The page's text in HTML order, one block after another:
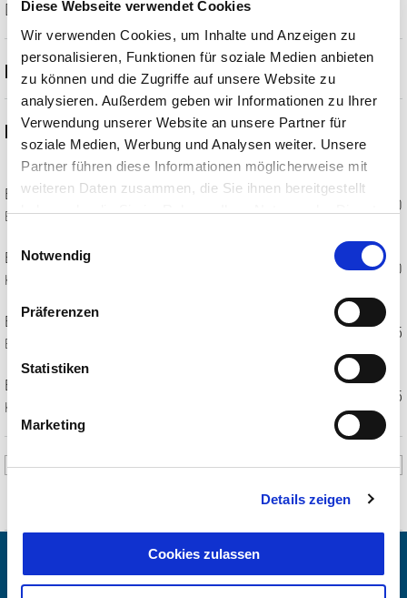
Diese Webseite verwendet Cookies
Wir verwenden Cookies, um Inhalte und Anzeigen zu
personalisieren, Funktionen für soziale Medien anbieten
zu können und die Zugriffe auf unsere Website zu
analysieren. Außerdem geben wir Informationen zu Ihrer
Verwendung unserer Website an unsere Partner für
soziale Medien, Werbung und Analysen weiter. Unsere
Partner führen diese Informationen möglicherweise mit
weiteren Daten zusammen, die Sie ihnen bereitgestellt
haben oder die Sie im Rahmen Ihrer Nutzung der Dienste
Cookies, wenn Sie unsere Webseite weiterhin nutzen.
Notwendig
Präferenzen
Statistiken
Marketing
Details zeigen
Cookies zulassen
Personen verbringen hier durchschnittlich1 Stunde
Beschreibung
Auf dem 18-Loch-Champions-Course in Tegernsee können Sie Ihre
Geschicklichkeit austesten. Der außergewöhnliche Spielgolf-Platz
überrascht mit natürlich gestalteten Hindernissen, Barrieren aus
echten Gesteinen und einem saftig grünen Kunstrasen.
ab 09:00 Uhr bis abends (Mo - So), beleuchtete Bahnen
Preisliste
Einzelticket
Erwachsene (16+)
€ 5,90
Einzelticket
Kinder (6-15)
€ 3,90
Einzelticket mit TegernseeCard
Erwachsene (16+)
€ 2,95
Einzelticket mit TegernseeCard
Kinder (6-15)
€ 1,95